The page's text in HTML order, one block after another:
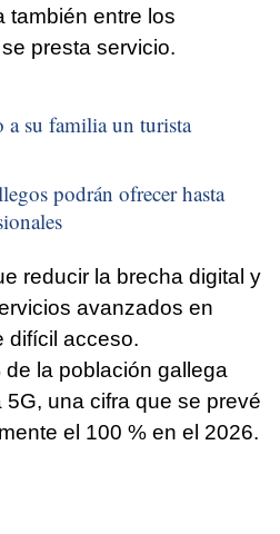
también entre los
presta servicio.
su familia un turista
podrán ofrecer hasta
reducir la brecha digital y
avanzados en
difícil acceso.
la población gallega
una cifra que se prevé
el 100 % en el 2026.